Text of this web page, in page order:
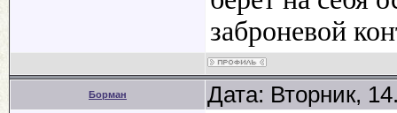
заброневой
Борман Дата: Вторник,